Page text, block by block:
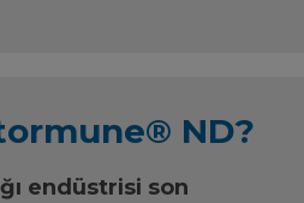
ND?
endüstrisi son